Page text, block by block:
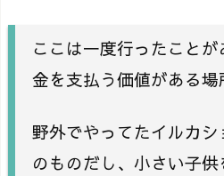
ここは一度行ったこと
金を支払う価値がある場
野外でやってたイルカ
のものだし、小さい子